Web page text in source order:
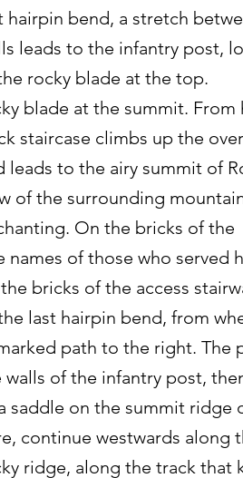
hairpin bend, a stretch
leads to the infantry post,
rocky blade at the top.
blade at the summit. From
staircase climbs up the
leads to the airy summit of
of the surrounding
On the bricks of the
names of those who served
bricks of the access
last hairpin bend, from
path to the right. The
walls of the infantry post,
saddle on the summit ridge
continue westwards along
ridge, along the track that